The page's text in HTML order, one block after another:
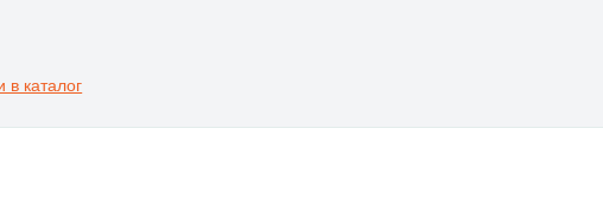
в каталог